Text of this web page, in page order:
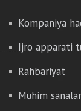
Kompaniya
Ijro apparati
Rahbariyat
Muhim sanalar